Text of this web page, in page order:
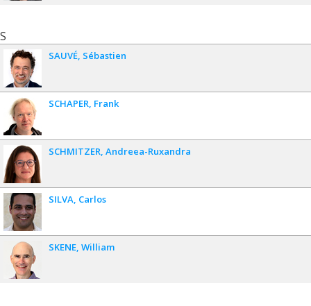
S
SAUVÉ Sébastien
SCHAPER Frank
SCHMITZER Andreea-Ruxandra
SILVA Carlos
SKENE William